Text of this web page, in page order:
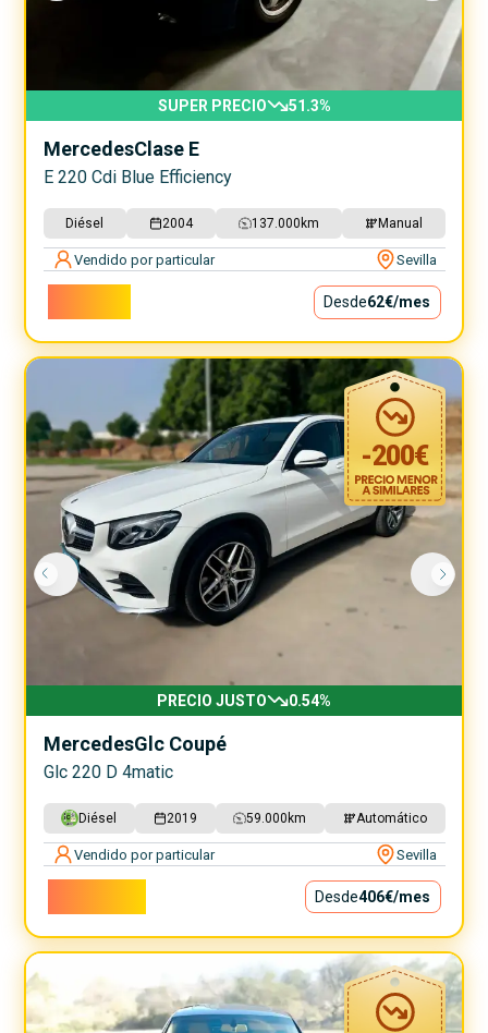
SUPER PRECIO 51.3%
MercedesClase E
E 220 Cdi Blue Efficiency
Diésel 2004 137.000 km Manual
Vendido por particular Sevilla
Desde62€/mes
-200€
PRECIO JUSTO 0.54%
MercedesGlc Coupé
Glc 220 D 4matic
Diésel 2019 59.000 km Automático
Vendido por particular Sevilla
Desde406€/mes